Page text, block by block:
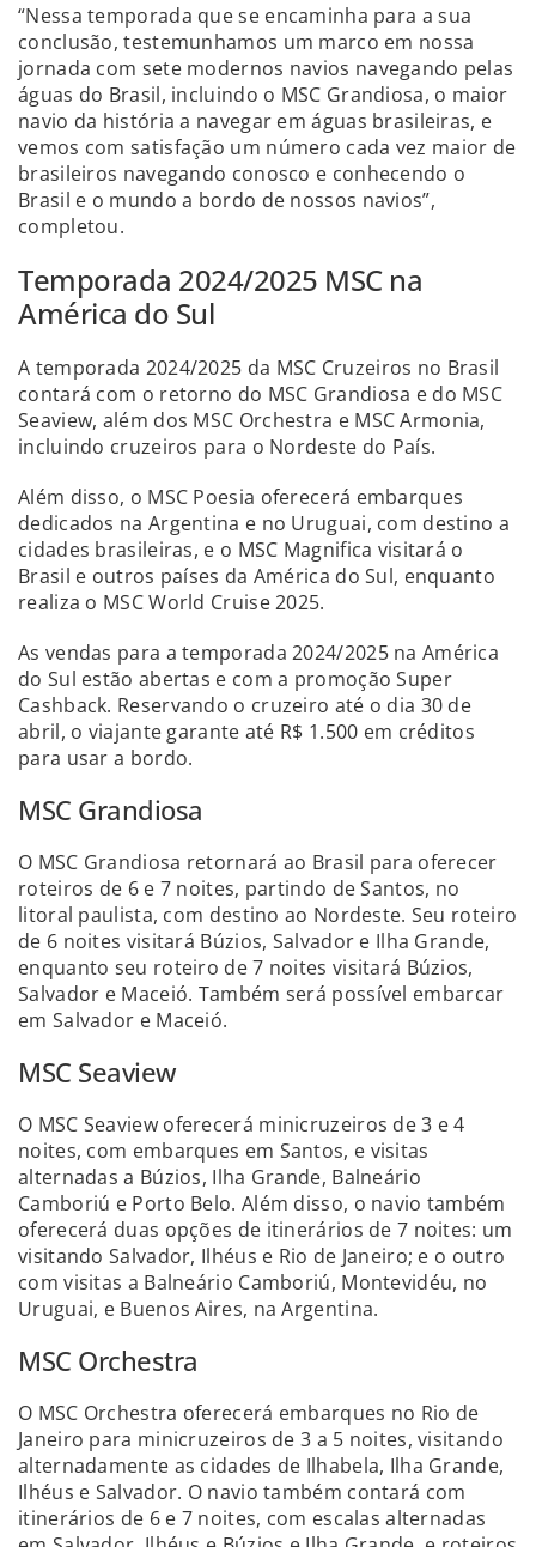
“Nessa temporada que se encaminha para a sua
conclusão, testemunhamos um marco em nossa
jornada com sete modernos navios navegando pelas
águas do Brasil, incluindo o MSC Grandiosa, o maior
navio da história a navegar em águas brasileiras, e
vemos com satisfação um número cada vez maior de
brasileiros navegando conosco e conhecendo o
Brasil e o mundo a bordo de nossos navios”,
completou.
Temporada 2024/2025 MSC na
América do Sul
A temporada 2024/2025 da MSC Cruzeiros no Brasil
contará com o retorno do MSC Grandiosa e do MSC
Seaview, além dos MSC Orchestra e MSC Armonia,
incluindo cruzeiros para o Nordeste do País.
Além disso, o MSC Poesia oferecerá embarques
dedicados na Argentina e no Uruguai, com destino a
cidades brasileiras, e o MSC Magnifica visitará o
Brasil e outros países da América do Sul, enquanto
realiza o MSC World Cruise 2025.
As vendas para a temporada 2024/2025 na América
do Sul estão abertas e com a promoção Super
Cashback. Reservando o cruzeiro até o dia 30 de
abril, o viajante garante até R$ 1.500 em créditos
para usar a bordo.
MSC Grandiosa
O MSC Grandiosa retornará ao Brasil para oferecer
roteiros de 6 e 7 noites, partindo de Santos, no
litoral paulista, com destino ao Nordeste. Seu roteiro
de 6 noites visitará Búzios, Salvador e Ilha Grande,
enquanto seu roteiro de 7 noites visitará Búzios,
Salvador e Maceió. Também será possível embarcar
em Salvador e Maceió.
MSC Seaview
O MSC Seaview oferecerá minicruzeiros de 3 e 4
noites, com embarques em Santos, e visitas
alternadas a Búzios, Ilha Grande, Balneário
Camboriú e Porto Belo. Além disso, o navio também
oferecerá duas opções de itinerários de 7 noites: um
visitando Salvador, Ilhéus e Rio de Janeiro; e o outro
com visitas a Balneário Camboriú, Montevidéu, no
Uruguai, e Buenos Aires, na Argentina.
MSC Orchestra
O MSC Orchestra oferecerá embarques no Rio de
Janeiro para minicruzeiros de 3 a 5 noites, visitando
alternadamente as cidades de Ilhabela, Ilha Grande,
Ilhéus e Salvador. O navio também contará com
itinerários de 6 e 7 noites, com escalas alternadas